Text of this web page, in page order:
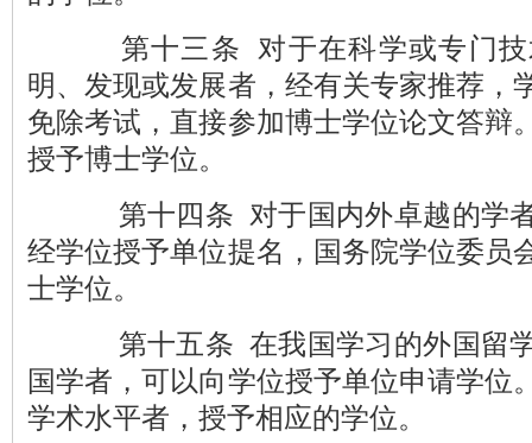
第十三条 对于在科学或专门技
明、发现或发展者，经有关专家推荐，
免除考试，直接参加博士学位论文答辩
授予博士学位。
第十四条 对于国内外卓越的学者
经学位授予单位提名，国务院学位委员
士学位。
第十五条 在我国学习的外国留学
国学者，可以向学位授予单位申请学位
学术水平者，授予相应的学位。